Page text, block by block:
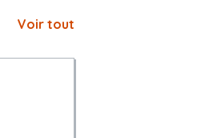
Voir tout